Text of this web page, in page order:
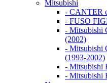
Mitsubishi
- CANTER
- FUSO
-
(2002)
- Mitsubishi
(1993-2002)
- Mitsubishi
- Mitsubishi